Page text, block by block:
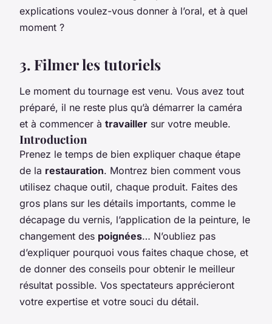
explications voulez-vous donner à l’oral, et à quel
moment ?
3. Filmer les tutoriels
Le moment du tournage est venu. Vous avez tout
préparé, il ne reste plus qu’à démarrer la caméra
et à commencer à travailler sur votre meuble.
Introduction
Prenez le temps de bien expliquer chaque étape
de la restauration. Montrez bien comment vous
utilisez chaque outil, chaque produit. Faites des
gros plans sur les détails importants, comme le
décapage du vernis, l’application de la peinture, le
changement des poignées… N’oubliez pas
d’expliquer pourquoi vous faites chaque chose, et
de donner des conseils pour obtenir le meilleur
résultat possible. Vos spectateurs apprécieront
votre expertise et votre souci du détail.